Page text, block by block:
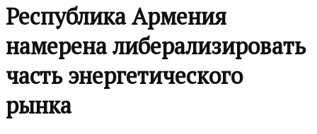
Республика Армения
намерена либерализировать
часть энергетического
рынка